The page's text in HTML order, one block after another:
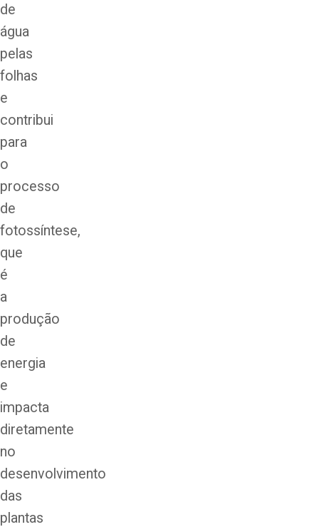
de
água
pelas
folhas
e
contribui
para
o
processo
de
fotossíntese,
que
é
a
produção
de
energia
e
impacta
diretamente
no
desenvolvimento
das
plantas